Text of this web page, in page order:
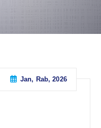
Jan, Rab, 2026